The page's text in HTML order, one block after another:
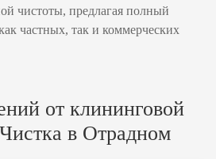
чистоты, предлагая полный
частных, так и коммерческих
от клининговой
в Отрадном